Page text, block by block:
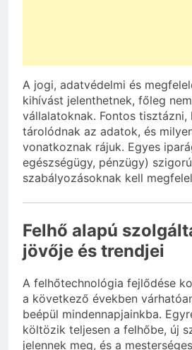
A jogi, adatvédelmi és
kihívást jelenthetnek, főleg
vállalatoknak. Fontos
tárolódnak az adatok, és
vonatkoznak rájuk. Egyes
egészségügy, pénzügy) szigorú
szabályozásoknak kell
Felhő alapú
jövője és trendjei
A felhőtechnológia fejlődése
a következő években
beépül mindennapjainkba.
költözik teljesen a felhőbe, új
jelennek meg, és a